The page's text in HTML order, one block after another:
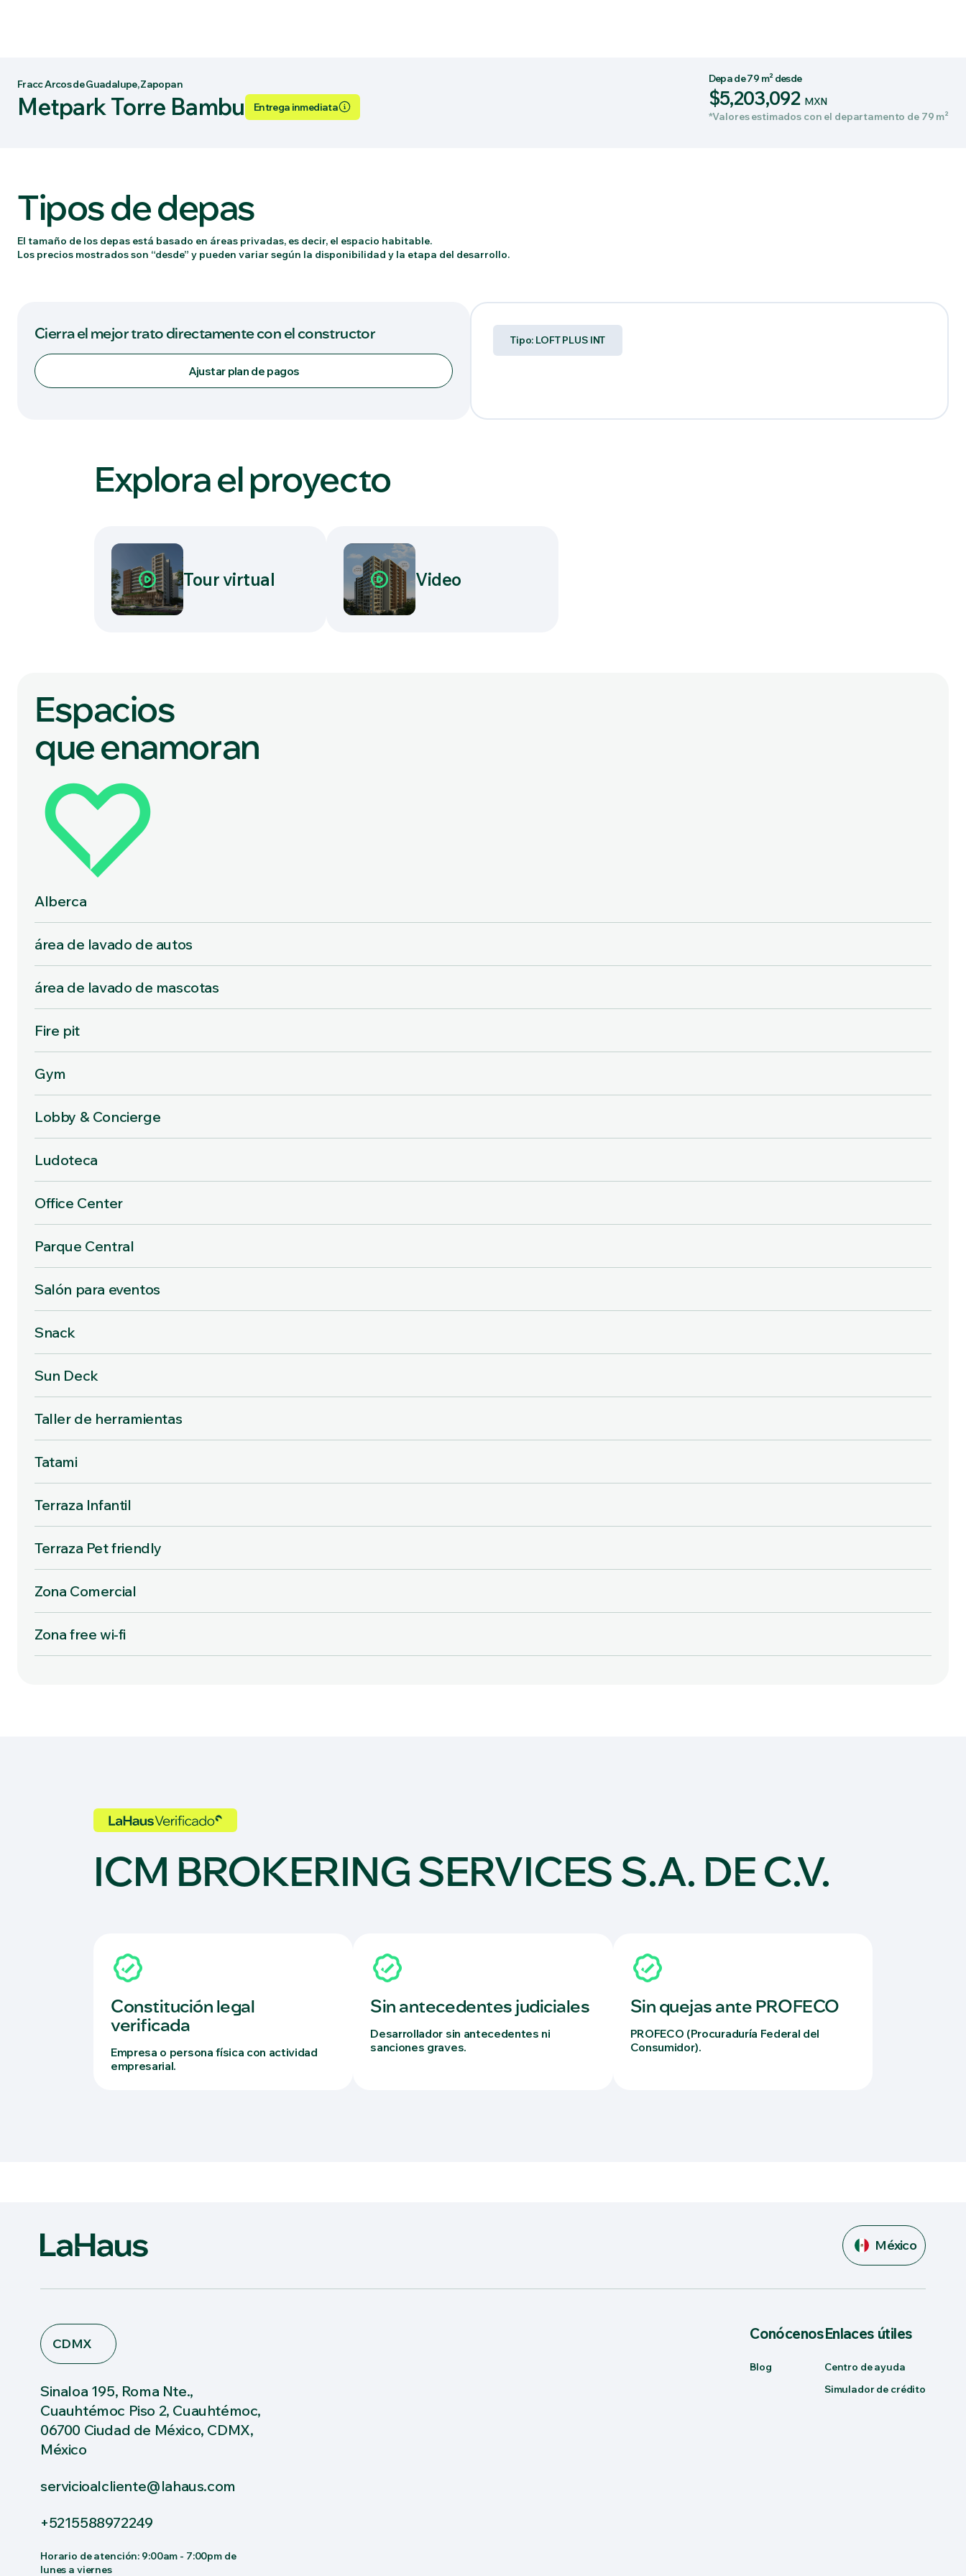
Entrega inmediata
Metpark Torre Bambu
Fracc Arcos de Guadalupe, Zapopan Depa de 79 m² desde
$5,203,092 MXN
*Valores estimados con el departamento de 79 m²
Tipos de depas
El tamaño de los depas está basado en áreas privadas, es decir, el espacio habitable.
Los precios mostrados son “desde” y pueden variar según la disponibilidad y la etapa del desarrollo.
Tipo: LOFT PLUS INT
Cierra el mejor trato directamente con el constructor
Ajustar plan de pagos
Explora el proyecto
Tour virtual Video
Espacios
que enamoran
Alberca
área de lavado de autos
área de lavado de mascotas
Fire pit
Gym
Lobby & Concierge
Ludoteca
Office Center
Parque Central
Salón para eventos
Snack
Sun Deck
Taller de herramientas
Tatami
Terraza Infantil
Terraza Pet friendly
Zona Comercial
Zona free wi-fi
ICM BROKERING SERVICES S.A. DE C.V.
Constitución legal
verificada
Empresa o persona física con actividad
empresarial.
Sin antecedentes judiciales
Desarrollador sin antecedentes ni
sanciones graves.
Sin quejas ante PROFECO
PROFECO (Procuraduría Federal del
Consumidor).
México
CDMX
Sinaloa 195, Roma Nte.,
Cuauhtémoc Piso 2, Cuauhtémoc,
06700 Ciudad de México, CDMX,
México
servicioalcliente@lahaus.com
+5215588972249
Horario de atención: 9:00am - 7:00pm de
lunes a viernes
Conócenos
Blog
Enlaces útiles
Centro de ayuda
Simulador de crédito